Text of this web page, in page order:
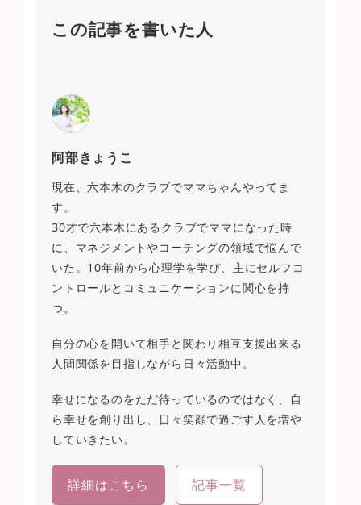
この記事を書いた人
阿部きょうこ
現在、六本木のクラブでママちゃんやってま
す。
30才で六本木にあるクラブでママになった時
に、マネジメントやコーチングの領域で悩んで
いた。10年前から心理学を学び、主にセルフコ
ントロールとコミュニケーションに関心を持
つ。
自分の心を開いて相手と関わり相互支援出来る
人間関係を目指しながら日々活動中。
幸せになるのをただ待っているのではなく、自
ら幸せを創り出し、日々笑顔で過ごす人を増や
していきたい。
詳細はこちら 記事一覧